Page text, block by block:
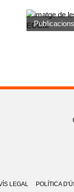
LEGAL POLÍTICA